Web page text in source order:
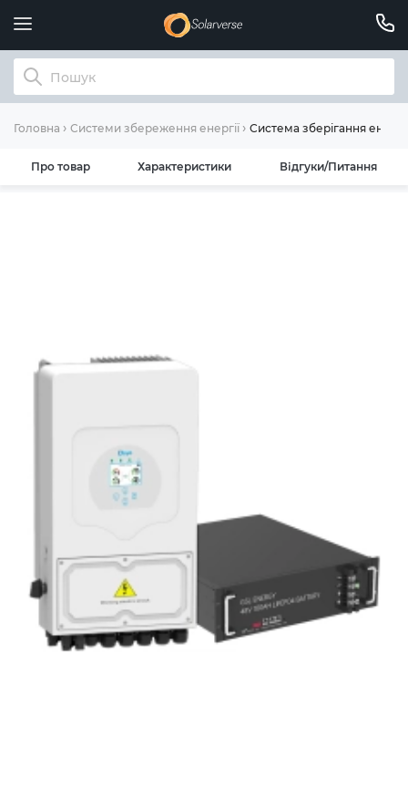
Головна Системи збереження енергії Система зберігання
Про товар Характеристики Відгуки/Питання